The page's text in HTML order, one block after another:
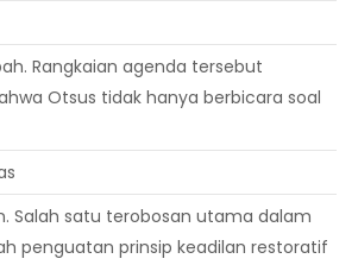
Rangkaian agenda tersebut
Otsus tidak hanya berbicara soal
Salah satu terobosan utama dalam
penguatan prinsip keadilan restoratif